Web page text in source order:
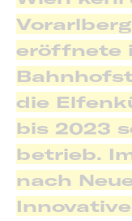
eröffnete
die
bis 2023
betrieb.
nach